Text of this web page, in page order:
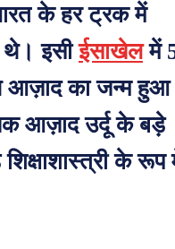
के हर ट्रक में
थे। इसीईसाखेलमें
आज़ाद का जन्म हुआ
आज़ाद उर्दू के बड़े
के रूप